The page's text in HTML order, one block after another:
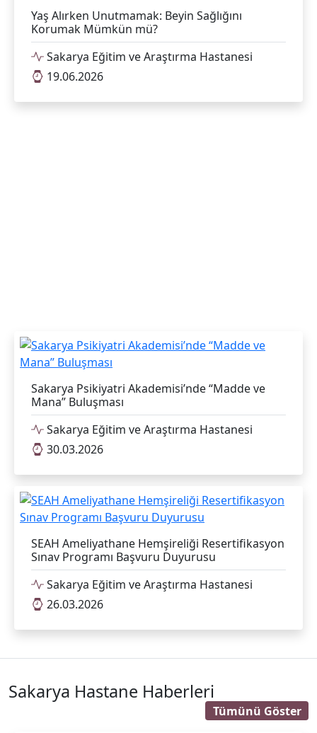
Yaş Alırken Unutmamak: Beyin Sağlığını
Korumak Mümkün mü?
Sakarya Eğitim ve Araştırma Hastanesi
19.06.2026
Sakarya Psikiyatri Akademisi’nde “Madde ve
Mana” Buluşması
Sakarya Eğitim ve Araştırma Hastanesi
30.03.2026
SEAH Ameliyathane Hemşireliği Resertifikasyon
Sınav Programı Başvuru Duyurusu
Sakarya Eğitim ve Araştırma Hastanesi
26.03.2026
Sakarya Hastane Haberleri
Tümünü Göster